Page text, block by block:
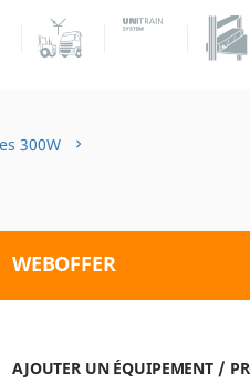
300W
WEBOFFER
AJOUTER UN ÉQUIPEMENT /